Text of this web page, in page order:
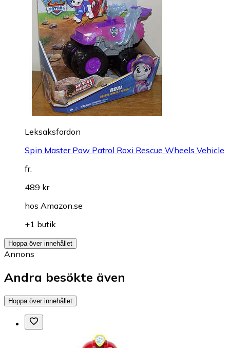
Leksaksfordon
Spin Master Paw Patrol Roxi Rescue Wheels Vehicle
fr.
489 kr
hos Amazon.se
+1 butik
Hoppa över innehållet
Annons
Andra besökte även
Hoppa över innehållet